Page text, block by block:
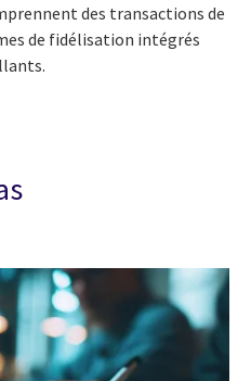
des transactions de
de fidélisation intégrés